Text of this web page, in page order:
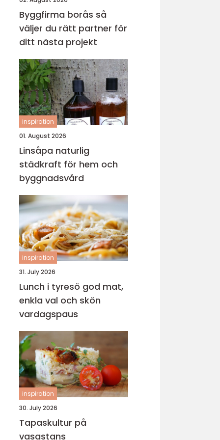
Byggfirma borås så
väljer du rätt partner för
ditt nästa projekt
inspiration
01. August 2026
Linsåpa naturlig
städkraft för hem och
byggnadsvård
inspiration
31. July 2026
Lunch i tyresö god mat,
enkla val och skön
vardagspaus
inspiration
30. July 2026
Tapaskultur på
vasastans